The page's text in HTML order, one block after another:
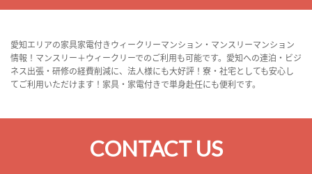
愛知エリアの家具家電付きウィークリーマンション・マンスリーマンション
情報！マンスリー＋ウィークリーでのご利用も可能です。愛知への連泊・ビジ
ネス出張・研修の経費削減に、法人様にも大好評！寮・社宅としても安心し
てご利用いただけます！家具・家電付きで単身赴任にも便利です。
CONTACT US